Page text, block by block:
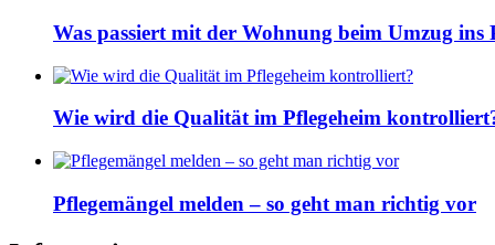
Was passiert mit der Wohnung beim Umzug ins
Wie wird die Qualität im Pflegeheim
Pflegemängel melden – so geht man richtig vor